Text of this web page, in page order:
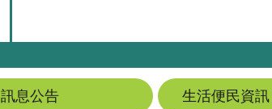
訊息公告 生活便民資訊